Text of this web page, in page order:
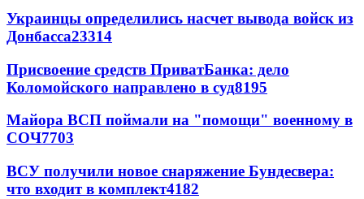
Украинцы определились насчет вывода войск из
Донбасса23314
Присвоение средств ПриватБанка: дело
Коломойского направлено в суд8195
Майора ВСП поймали на "помощи" военному в
СОЧ7703
ВСУ получили новое снаряжение Бундесвера:
что входит в комплект4182